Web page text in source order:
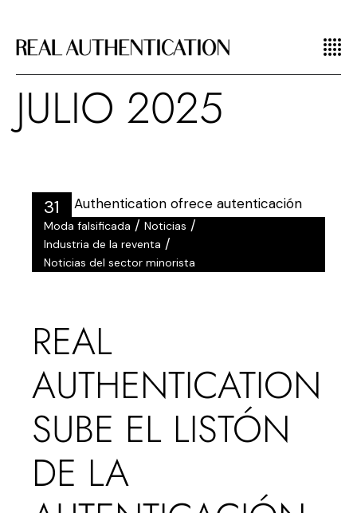
JULIO 2025
31
Julio
Moda falsificada /Noticias /
Industria de la reventa /
Noticias del sector minorista
REAL
AUTHENTICATION
SUBE EL LISTÓN
DE LA